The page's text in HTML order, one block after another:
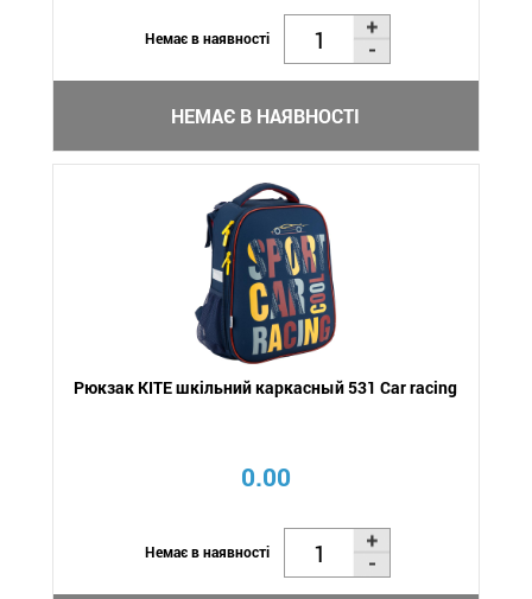
Немає в наявності
НЕМАЄ В НАЯВНОСТІ
Рюкзак KITE шкільний каркасный 531 Car racing
0.00
Немає в наявності